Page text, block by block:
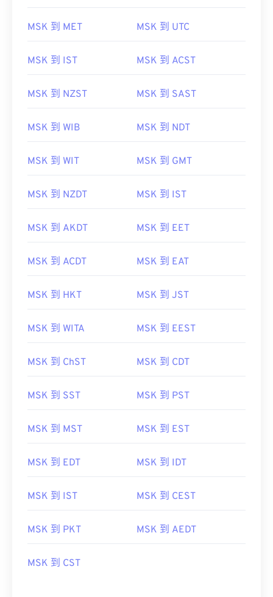
MSK 到 MET MSK 到 UTC
MSK 到 IST MSK 到 ACST
MSK 到 NZST MSK 到 SAST
MSK 到 WIB MSK 到 NDT
MSK 到 WIT MSK 到 GMT
MSK 到 NZDT MSK 到 IST
MSK 到 AKDT MSK 到 EET
MSK 到 ACDT MSK 到 EAT
MSK 到 HKT MSK 到 JST
MSK 到 WITA MSK 到 EEST
MSK 到 ChST MSK 到 CDT
MSK 到 SST MSK 到 PST
MSK 到 MST MSK 到 EST
MSK 到 EDT MSK 到 IDT
MSK 到 IST MSK 到 CEST
MSK 到 PKT MSK 到 AEDT
MSK 到 CST